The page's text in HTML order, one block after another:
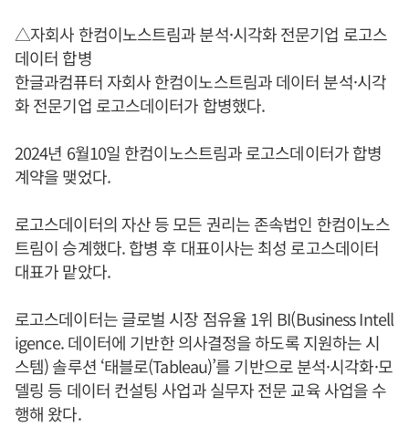
△자회사 한컴이노스트림과 분석·시각화 전문기업 로고스
데이터 합병
한글과컴퓨터 자회사 한컴이노스트림과 데이터 분석·시각
화 전문기업 로고스데이터가 합병했다.
2024년 6월10일 한컴이노스트림과 로고스데이터가 합병
계약을 맺었다.
로고스데이터의 자산 등 모든 권리는 존속법인 한컴이노스
트림이 승계했다. 합병 후 대표이사는 최성 로고스데이터
대표가 맡았다.
로고스데이터는 글로벌 시장 점유율 1위 BI(Business Intell
igence. 데이터에 기반한 의사결정을 하도록 지원하는 시
스템) 솔루션 ‘태블로(Tableau)’를 기반으로 분석·시각화·모
델링 등 데이터 컨설팅 사업과 실무자 전문 교육 사업을 수
행해 왔다.